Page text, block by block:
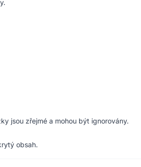
jsou zřejmé a mohou být ignorovány.
obsah.